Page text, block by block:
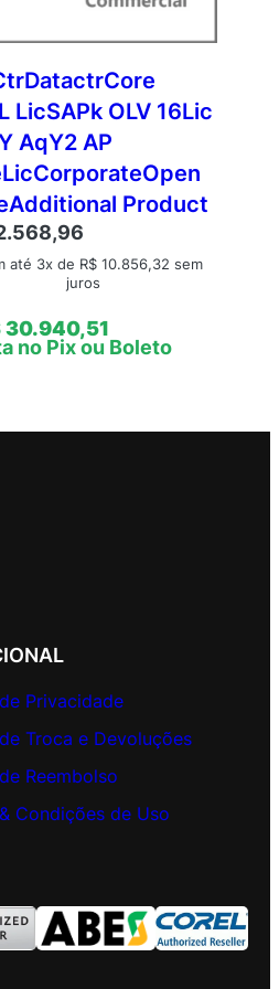
LicSAPk OLV 16Lic
AqY2 AP
Product
até 3x de R$10.856,32 sem
juros
30.940,51
no Pix ou Boleto
Privacidade
Troca e Devoluções
Reembolso
Condições de Uso